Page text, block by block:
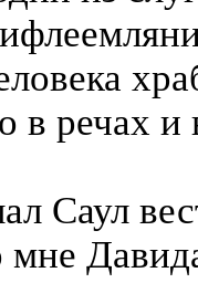
в речах
Саул